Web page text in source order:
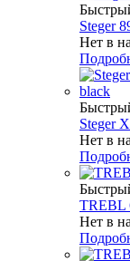
Steger
Нет в
Steger
Нет в
TREBL
Нет в